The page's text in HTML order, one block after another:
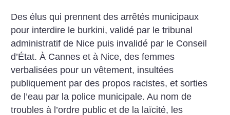
Des élus qui prennent des arrêtés municipaux
pour interdire le burkini, validé par le tribunal
administratif de Nice puis invalidé par le Conseil
d’État. À Cannes et à Nice, des femmes
verbalisées pour un vêtement, insultées
publiquement par des propos racistes, et sorties
de l’eau par la police municipale. Au nom de
troubles à l’ordre public et de la laïcité, les